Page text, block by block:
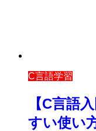
C言語学習
【C言語
すい使い